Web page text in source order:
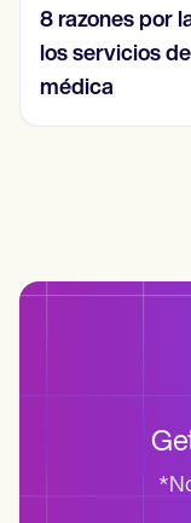
8 razones por
los servicios
médica